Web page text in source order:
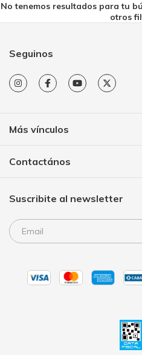
No tenemos resultados para tu
otros
Seguinos
Más vínculos
Contactános
Suscribite al newsletter